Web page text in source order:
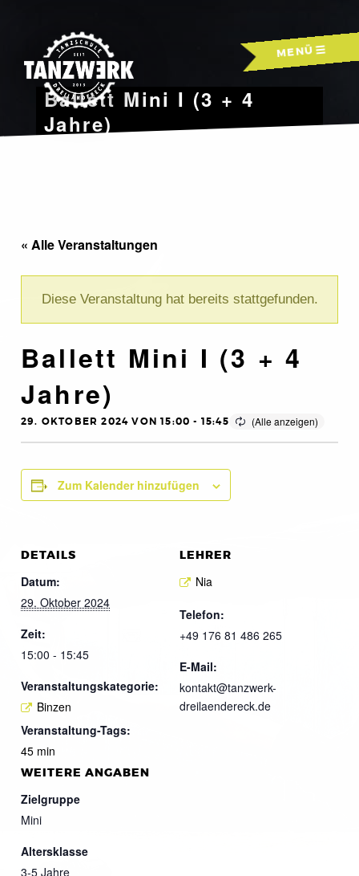
MENÜ
Ballett Mini I (3 + 4
Jahre)
« Alle Veranstaltungen
Diese Veranstaltung hat bereits stattgefunden.
Ballett Mini I (3 + 4
Jahre)
29. OKTOBER 2024 VON 15:00 - 15:45
Zum Kalender hinzufügen
DETAILS
Datum:
29. Oktober 2024
Zeit:
15:00 - 15:45
Veranstaltungskategorie:
Binzen
Veranstaltung-Tags:
45 min
LEHRER
Nia
Telefon:
+49 176 81 486 265
E-Mail:
kontakt@tanzwerk-
dreilaendereck.de
WEITERE ANGABEN
Zielgruppe
Mini
Altersklasse
3-5 Jahre